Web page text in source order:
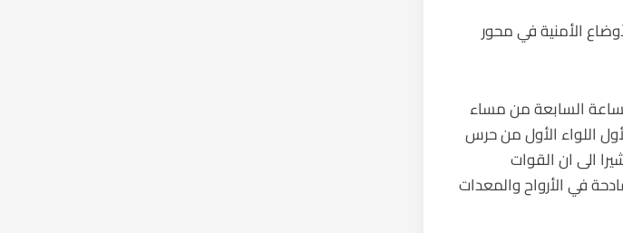
الأمنية في محور
السابعة من مساء
اللواء الأول من حرس
مشيرا الى ان القوات
في الأرواح والمعدات